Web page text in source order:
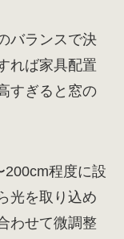
バランスで決
れば家具配置
すぎると窓の
200cm程度に設
光を取り込め
わせて微調整